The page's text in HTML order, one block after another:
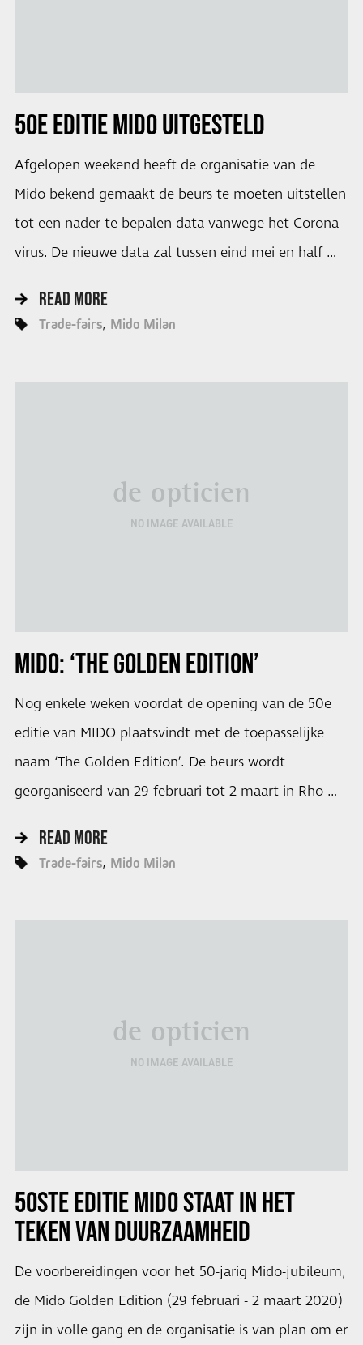
50E EDITIE MIDO UITGESTELD
Afgelopen weekend heeft de organisatie van de
Mido bekend gemaakt de beurs te moeten uitstellen
tot een nader te bepalen data vanwege het Corona-
virus. De nieuwe data zal tussen eind mei en half …
READ MORE
Trade-fairs Mido Milan
de opticien
NO IMAGE AVAILABLE
MIDO: ‘THE GOLDEN EDITION’
Nog enkele weken voordat de opening van de 50e
editie van MIDO plaatsvindt met de toepasselijke
naam ‘The Golden Edition’. De beurs wordt
georganiseerd van 29 februari tot 2 maart in Rho …
READ MORE
Trade-fairs Mido Milan
de opticien
NO IMAGE AVAILABLE
50STE EDITIE MIDO STAAT IN HET
TEKEN VAN DUURZAAMHEID
De voorbereidingen voor het 50-jarig Mido-jubileum,
de Mido Golden Edition (29 februari - 2 maart 2020)
zijn in volle gang en de organisatie is van plan om er